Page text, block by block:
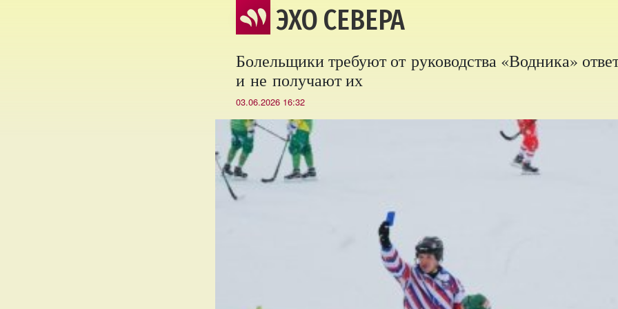
ЭХО СЕВЕРА
Болельщики требуют от руководства «Водника»
и не получают их
03.06.2026 16:32